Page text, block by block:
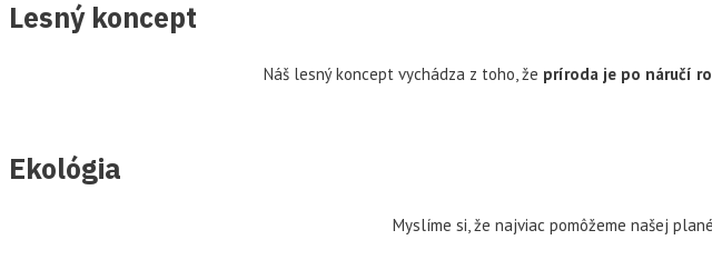
Lesný koncept
Náš lesný koncept vychádza z toho, že príroda je po náručí
Ekológia
Myslíme si, že najviac pomôžeme našej